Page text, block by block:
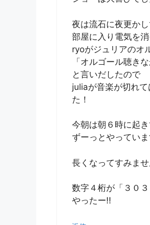
夜は流石に夜更か
部屋に入り電気を
ryoがジュリアのオ
「オルゴール聴き
と言いだしたので
juliaが音楽が切れ
た！
今朝は朝６時に起
ずーっとやっていま
長くなってすみませ
数字４桁が「３０
やったー!!